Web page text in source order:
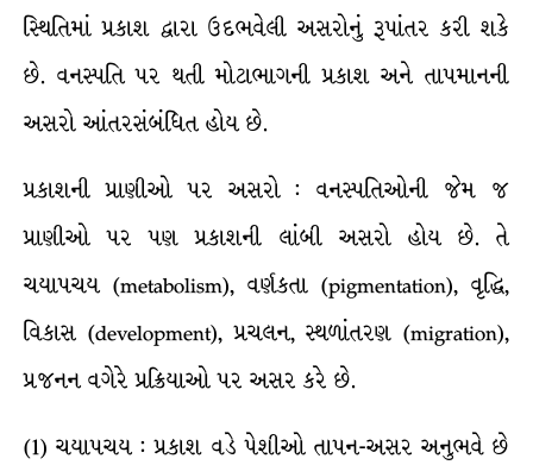
સ્થિતિમાં પ્રકાશ દ્વારા ઉદભવેલી અસરોનું રૂપાંતર કરી શકે
છે. વનસ્પતિ પર થતી મોટાભાગની પ્રકાશ અને તાપમાનની
અસરો આંતરસંબંધિત હોય છે.
પ્રકાશની પ્રાણીઓ પર અસરો : વનસ્પતિઓની જેમ જ
પ્રાણીઓ પર પણ પ્રકાશની લાંબી અસરો હોય છે. તે
ચયાપચય (metabolism), વર્ણકતા (pigmentation), વૃદ્ધિ,
વિકાસ (development), પ્રચલન, સ્થળાંતરણ (migration),
પ્રજનન વગેરે પ્રક્રિયાઓ પર અસર કરે છે.
(1) ચયાપચય : પ્રકાશ વડે પેશીઓ તાપન-અસર અનુભવે છે